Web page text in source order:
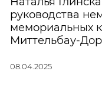
руководства
мемориальных
Миттельбау-
08.04.2025